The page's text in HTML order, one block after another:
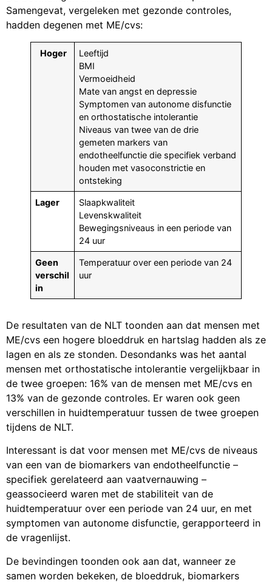
Samengevat, vergeleken met gezonde controles,
hadden degenen met ME/cvs:
Hoger
Leeftijd
BMI
Vermoeidheid
Mate van angst en depressie
Symptomen van autonome disfunctie
en orthostatische intolerantie
Niveaus van twee van de drie
gemeten markers van
endotheelfunctie die specifiek verband
houden met vasoconstrictie en
ontsteking
Lager
Slaapkwaliteit
Levenskwaliteit
Bewegingsniveaus in een periode van
24 uur
Geen
verschil
in
Temperatuur over een periode van 24
uur
De resultaten van de NLT toonden aan dat mensen met
ME/cvs een hogere bloeddruk en hartslag hadden als ze
lagen en als ze stonden. Desondanks was het aantal
mensen met orthostatische intolerantie vergelijkbaar in
de twee groepen: 16% van de mensen met ME/cvs en
13% van de gezonde controles. Er waren ook geen
verschillen in huidtemperatuur tussen de twee groepen
tijdens de NLT.
Interessant is dat voor mensen met ME/cvs de niveaus
van een van de biomarkers van endotheelfunctie –
specifiek gerelateerd aan vaatvernauwing –
geassocieerd waren met de stabiliteit van de
huidtemperatuur over een periode van 24 uur, en met
symptomen van autonome disfunctie, gerapporteerd in
de vragenlijst.
De bevindingen toonden ook aan dat, wanneer ze
samen worden bekeken, de bloeddruk, biomarkers